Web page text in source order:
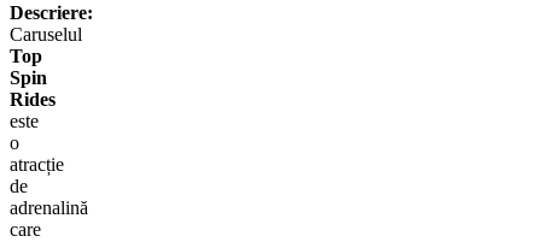
Descriere:
Caruselul
Top
Spin
Rides
este
o
atracție
de
adrenalină
care